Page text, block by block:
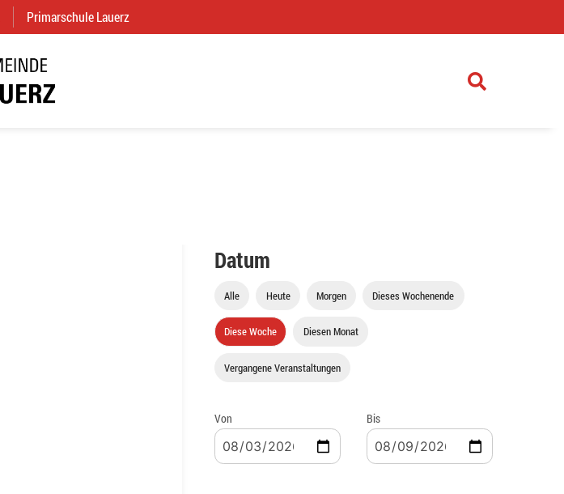
(External Link)
Primarschule Lauerz
Datum
Alle Heute Morgen Dieses Wochenende
Diese Woche Diesen Monat
Vergangene Veranstaltungen
Von Bis